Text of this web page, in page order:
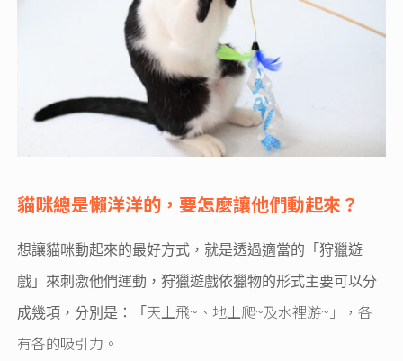
貓咪總是懶洋洋的，要怎麼讓他們動起來？
想讓貓咪動起來的最好方式，就是透過適當的「狩獵遊
戲」來刺激他們運動，狩獵遊戲依獵物的形式主要可以分
成幾項，分別是：「 天上飛~、 地上爬~及水裡游~」，各
有各的吸引力。